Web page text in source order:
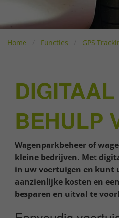
Home Functies GPS
BEHULP
Wagenparkbeheer of
kleine bedrijven. Met
in uw voertuigen en kunt
aanzienlijke kosten en
besparen en uitval te